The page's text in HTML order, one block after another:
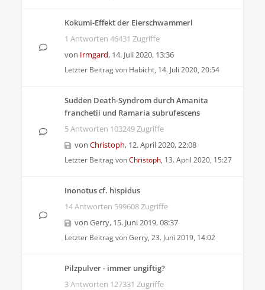
Kokumi-Effekt der Eierschwammerl
1 Antworten 46431 Zugriffe
von Irmgard, 14. Juli 2020, 13:36
Letzter Beitrag von Habicht, 14. Juli 2020, 20:54
Sudden Death-Syndrom durch Amanita
franchetii und Ramaria subrufescens
5 Antworten 103249 Zugriffe
von Christoph, 12. April 2020, 22:08
Letzter Beitrag vonChristoph, 13. April 2020, 15:27
Inonotus cf. hispidus
14 Antworten 599608 Zugriffe
von Gerry, 15. Juni 2019, 08:37
Letzter Beitrag vonGerry, 23. Juni 2019, 14:02
Pilzpulver - immer ungiftig?
3 Antworten 127331 Zugriffe